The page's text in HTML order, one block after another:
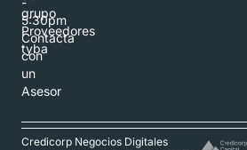
5:30pm
Contacta
con
un
Asesor
grupo
Proveedores
tyba
Credicorp Negocios Digitales